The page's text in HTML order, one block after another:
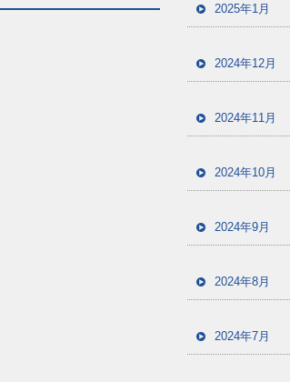
2025年1月
2024年12月
2024年11月
2024年10月
2024年9月
2024年8月
2024年7月